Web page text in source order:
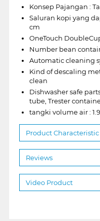
Konsep Pajangan :
Saluran kopi yang
cm
OneTouch
Number bean
Automatic cleaning
Kind of descaling
clean
Dishwasher safe
tube, Trester
tangki volume air :
Product Characteristic
Reviews
Video Product